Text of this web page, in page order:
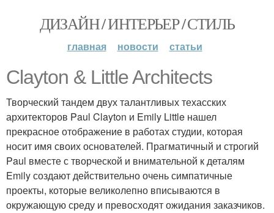
ДИЗАЙН / ИНТЕРЬЕР / СТИЛЬ
главная новости статьи
Clayton & Little Architects
Творческий тандем двух талантливых техасских
архитекторов Paul Clayton и Emily Little нашел
прекрасное отображение в работах студии, которая
носит имя своих основателей. Прагматичный и строгий
Paul вместе с творческой и внимательной к деталям
Emily создают действительно очень симпатичные
проекты, которые великолепно вписываются в
окружающую среду и превосходят ожидания заказчиков.